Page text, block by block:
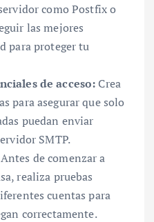
como Postfix o
las mejores
para proteger tu
de acceso: Crea
para asegurar que solo
puedan enviar
SMTP.
de comenzar a
realiza pruebas
cuentas para
correctamente.